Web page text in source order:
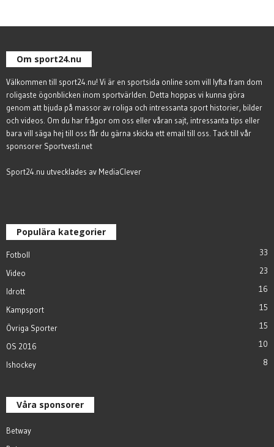
Om sport24.nu
Välkommen till sport24.nu! Vi är en sportsida online som vill lyfta fram dom
roligaste ögonblicken inom sportvärlden. Detta hoppas vi kunna göra
genom att bjuda på massor av roliga och intressanta sport historier, bilder
och videos. Om du har frågor om oss eller våran sajt, intressanta tips eller
bara vill säga hej till oss får du gärna skicka ett email till oss . Tack till vår
sponsorer Sportvesti.net
Sport24.nu utvecklades av MediaClever
Populära kategorier
Fotboll 33
Video 23
Idrott 16
Kampsport 15
Övriga Sporter 15
OS 2016 10
Ishockey 8
Våra sponsorer
Betway